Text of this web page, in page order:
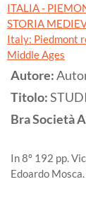
ITALIA -
STORIA
Italy: Piedmont
Middle Ages
Autore:
Titolo:
BraSocietà
In 8º 192 pp.
Edoardo